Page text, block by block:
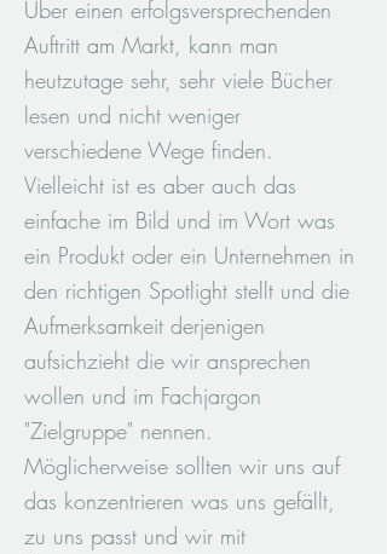
Über einen erfolgsversprechenden
Auftritt am Markt, kann man
heutzutage sehr, sehr viele Bücher
lesen und nicht weniger
verschiedene Wege finden.
Vielleicht ist es aber auch das
einfache im Bild und im Wort was
ein Produkt oder ein Unternehmen in
den richtigen Spotlight stellt und die
Aufmerksamkeit derjenigen
aufsichzieht die wir ansprechen
wollen und im Fachjargon
"Zielgruppe" nennen.
Möglicherweise sollten wir uns auf
das konzentrieren was uns gefällt,
zu uns passt und wir mit